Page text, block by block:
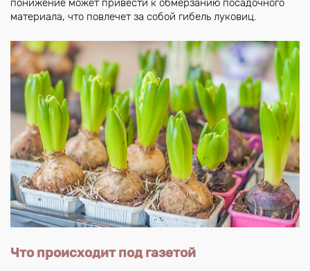
понижение может привести к обмерзанию посадочного
материала, что повлечет за собой гибель луковиц.
Что происходит под газетой